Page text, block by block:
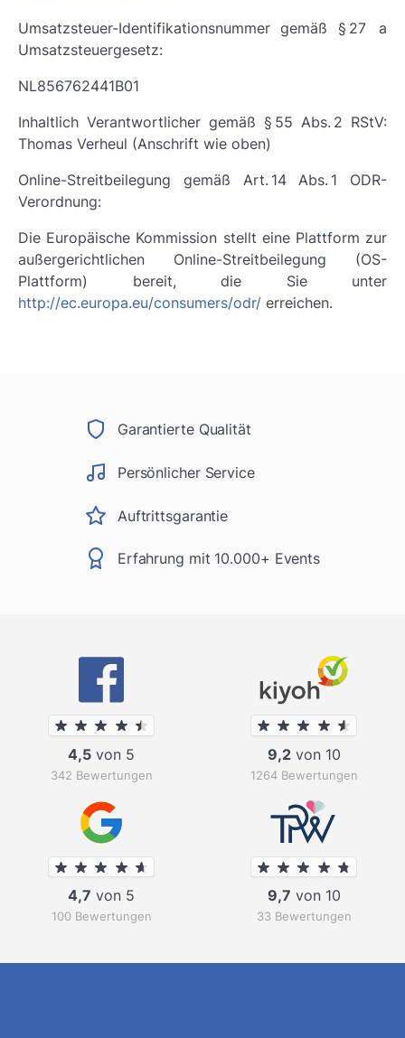
Umsatzsteuer-Identifikationsnummer gemäß § 27 a
Umsatzsteuergesetz:
NL856762441B01
Inhaltlich Verantwortlicher gemäß § 55 Abs. 2 RStV:
Thomas Verheul (Anschrift wie oben)
Online-Streitbeilegung gemäß Art. 14 Abs. 1 ODR-
Verordnung:
Die Europäische Kommission stellt eine Plattform zur
außergerichtlichen Online-Streitbeilegung (OS-
Plattform) bereit, die Sie unter
http://ec.europa.eu/consumers/odr/ erreichen.
Garantierte Qualität
Persönlicher Service
Auftrittsgarantie
Erfahrung mit 10.000+ Events
4,5 von 5
342 Bewertungen
9,2von 10
1264 Bewertungen
4,7 von 5
100 Bewertungen
9,7 von 10
33 Bewertungen